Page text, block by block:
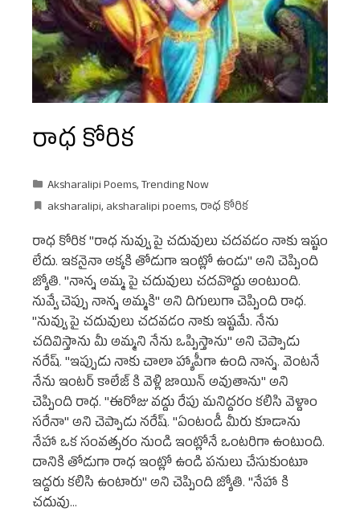
రాధ కోరిక
Aksharalipi Poems,Trending Now
aksharalipi, aksharalipi poems,రాధ కోరిక
రాధ కోరిక "రాధ నువ్వు పై చదువులు చదవడం నాకు ఇష్టం
లేదు. ఇకనైనా అక్కకి తోడుగా ఇంట్లో ఉండు" అని చెప్పింది
జ్యోతి. "నాన్న అమ్మ పై చదువులు చదవొద్దు అంటుంది.
నువ్వే చెప్పు నాన్న అమ్మకి" అని దిగులుగా చెప్పింది రాధ.
"నువ్వు పై చదువులు చదవడం నాకు ఇష్టమే. నేను
చదివిస్తాను మీ అమ్మని నేను ఒప్పిస్తాను" అని చెప్పాడు
నరేష్. "ఇప్పుడు నాకు చాలా హ్యాపీగా ఉంది నాన్న. వెంటనే
నేను ఇంటర్ కాలేజ్ కి వెళ్లి జాయిన్ అవుతాను" అని
చెప్పింది రాధ. "ఈరోజు వద్దు రేపు మనిద్దరం కలిసి వెళ్దాం
సరేనా" అని చెప్పాడు నరేష్. "ఏంటండీ మీరు కూడాను
నేహా ఒక సంవత్సరం నుండి ఇంట్లోనే ఒంటరిగా ఉంటుంది.
దానికి తోడుగా రాధ ఇంట్లో ఉండి పనులు చేసుకుంటూ
ఇద్దరు కలిసి ఉంటారు" అని చెప్పింది జ్యోతి. "నేహా కి
చదువు…